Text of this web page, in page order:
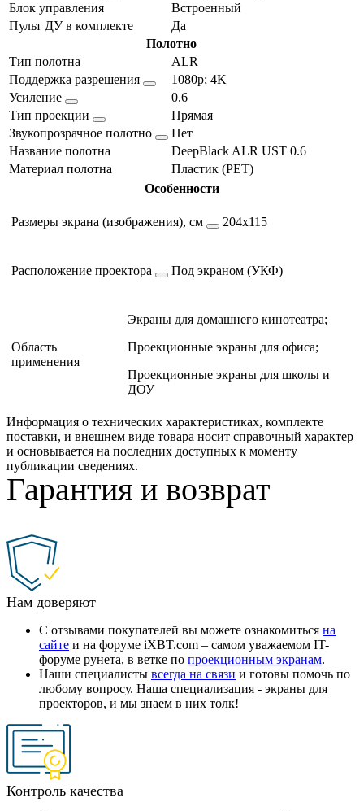
Блок управления
Встроенный
Пульт ДУ в комплекте
Да
Полотно
Тип полотна
ALR
Поддержка разрешения
1080p; 4K
Усиление
0.6
Тип проекции
Прямая
Звукопрозрачное полотно
Нет
Название полотна
DeepBlack ALR UST 0.6
Материал полотна
Пластик (PET)
Особенности
Размеры экрана (изображения), см 204х115
Расположение проектора Под экраном (УКФ)
Область
применения
Экраны для домашнего кинотеатра;
Проекционные экраны для офиса;
Проекционные экраны для школы и
ДОУ
Информация о технических характеристиках, комплекте
поставки, и внешнем виде товара носит справочный характер
и основывается на последних доступных к моменту
публикации сведениях.
Гарантия и возврат
Нам доверяют
С отзывами покупателей вы можете ознакомиться на
сайте и на форуме iXBT.com – самом уважаемом IT-
форуме рунета, в ветке по проекционным экранам.
Наши специалисты всегда на связи и готовы помочь по
любому вопросу. Наша специализация - экраны для
проекторов, и мы знаем в них толк!
Контроль качества